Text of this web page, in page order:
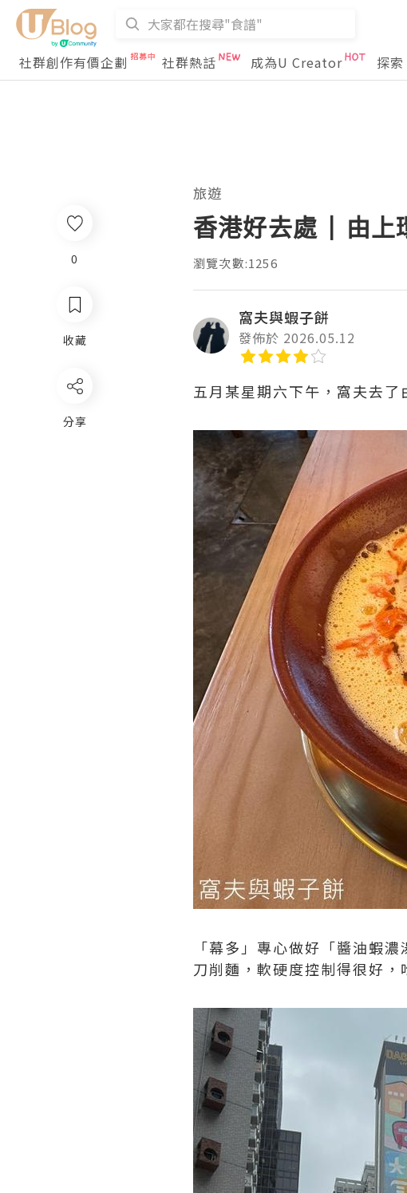
社群創作有價企劃
社群熱話 成為U Creator 探索
0
收藏
分享
旅遊
香港好去處 | 由上
瀏覽次數:1256
窩夫與蝦子餅
發佈於 2026.05.12
五月某星期六下午，窩夫去
「幕多」專心做好「醬油蝦
刀削麵，軟硬度控制得很好